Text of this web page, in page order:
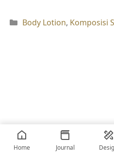
Kategori
Body Lotion, Komposisi
2026 • ©
Home Journal